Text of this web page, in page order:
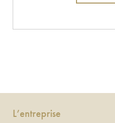
L’entreprise